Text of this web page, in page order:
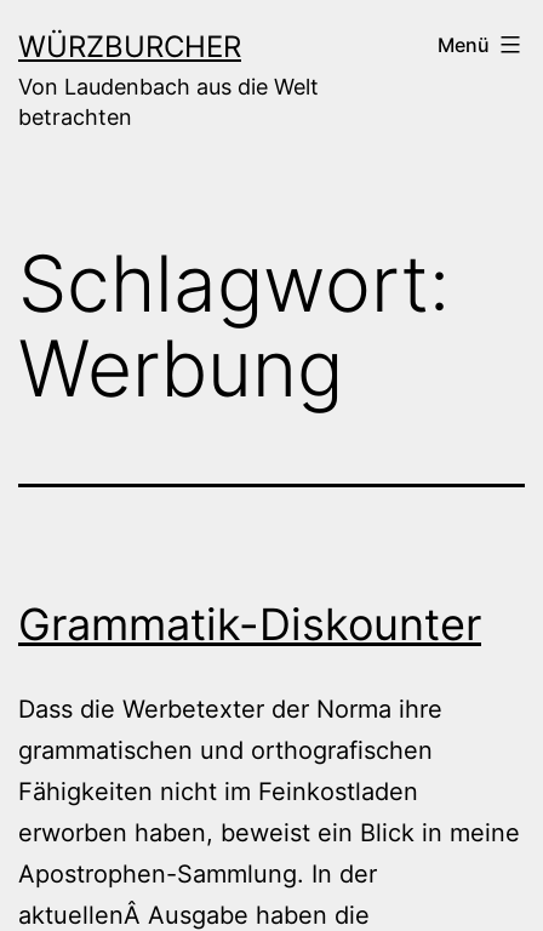
Inhalt
springen
WÜRZBURCHER
Von Laudenbach aus die Welt
betrachten
Menü
Schlagwort:
Werbung
Grammatik-Diskounter
Dass die Werbetexter der Norma ihre
grammatischen und orthografischen
Fähigkeiten nicht im Feinkostladen
erworben haben, beweist ein Blick in meine
Apostrophen-Sammlung. In der
aktuellenÂ Ausgabe haben die